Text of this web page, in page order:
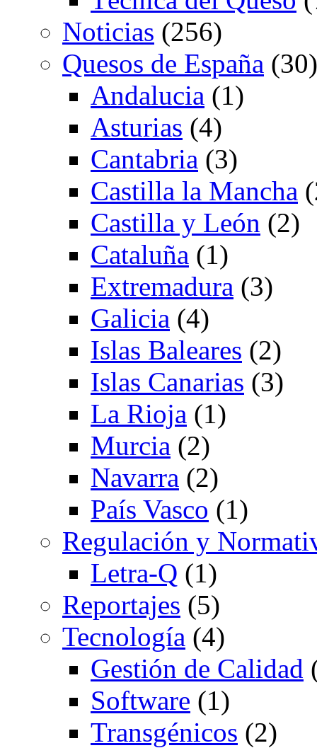
Noticias (256)
Quesos de España (30)
Andalucia (1)
Asturias (4)
Cantabria (3)
Castilla la Mancha
Castilla y León (2)
Cataluña (1)
Extremadura (3)
Galicia (4)
Islas Baleares (2)
Islas Canarias (3)
La Rioja (1)
Murcia (2)
Navarra (2)
País Vasco (1)
Regulación y
Letra-Q (1)
Reportajes (5)
Tecnología (4)
Gestión de Calidad
Software (1)
Transgénicos (2)